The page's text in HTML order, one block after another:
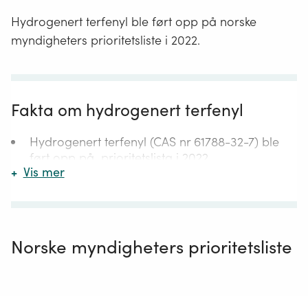
Hydrogenert terfenyl ble ført opp på norske
myndigheters prioritetsliste i 2022.
Fakta om hydrogenert terfenyl
Hydrogenert terfenyl (CAS nr 61788-32-7) ble
ført opp på prioritetslista i 2022.
Hydrogenert terfenyl er også kjent som
Det dannes når terfenyler (som er en gruppe
+ Vis mer
Norske myndigheters prioritetsliste